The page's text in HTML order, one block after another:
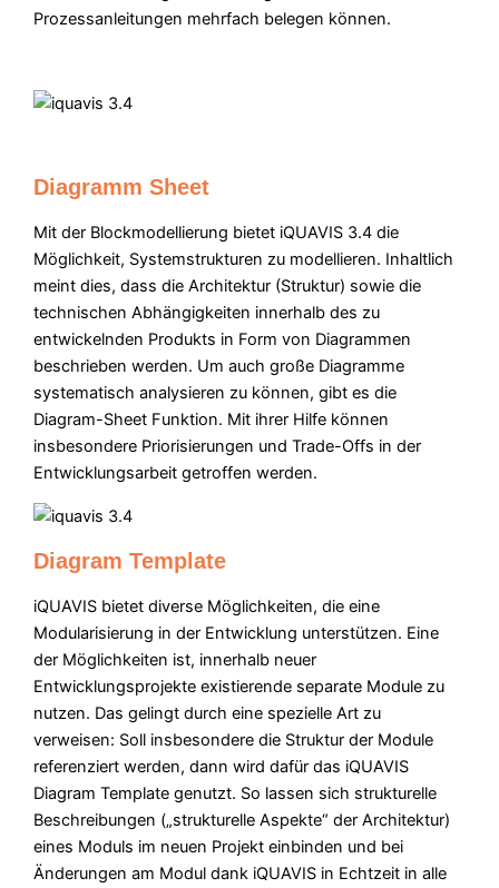
Prozessanleitungen mehrfach belegen können.
Diagramm Sheet
Mit der Blockmodellierung bietet iQUAVIS 3.4 die
Möglichkeit, Systemstrukturen zu modellieren. Inhaltlich
meint dies, dass die Architektur (Struktur) sowie die
technischen Abhängigkeiten innerhalb des zu
entwickelnden Produkts in Form von Diagrammen
beschrieben werden. Um auch große Diagramme
systematisch analysieren zu können, gibt es die
Diagram-Sheet Funktion. Mit ihrer Hilfe können
insbesondere Priorisierungen und Trade-Offs in der
Entwicklungsarbeit getroffen werden.
Diagram Template
iQUAVIS bietet diverse Möglichkeiten, die eine
Modularisierung in der Entwicklung unterstützen. Eine
der Möglichkeiten ist, innerhalb neuer
Entwicklungsprojekte existierende separate Module zu
nutzen. Das gelingt durch eine spezielle Art zu
verweisen: Soll insbesondere die Struktur der Module
referenziert werden, dann wird dafür das iQUAVIS
Diagram Template genutzt. So lassen sich strukturelle
Beschreibungen („strukturelle Aspekte“ der Architektur)
eines Moduls im neuen Projekt einbinden und bei
Änderungen am Modul dank iQUAVIS in Echtzeit in alle